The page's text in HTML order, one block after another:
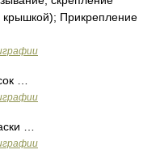
крышкой); Прикрепление
…
…